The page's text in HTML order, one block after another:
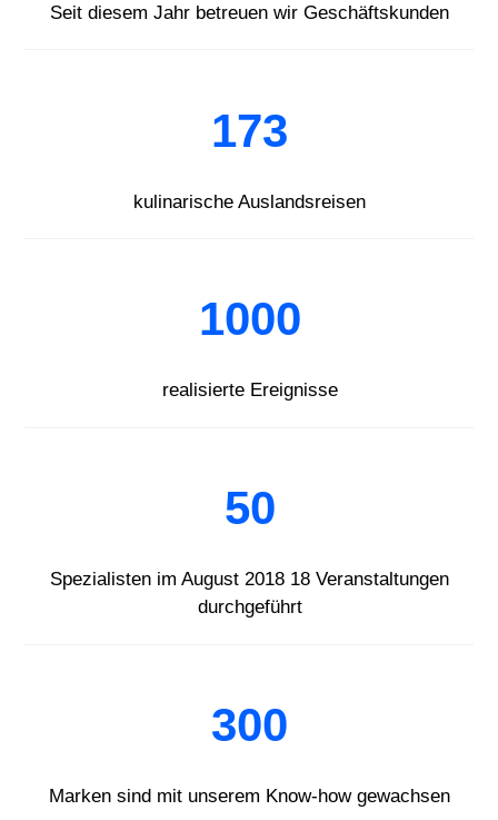
Seit diesem Jahr betreuen wir Geschäftskunden
173
kulinarische Auslandsreisen
1000
realisierte Ereignisse
50
Spezialisten im August 2018 18 Veranstaltungen
durchgeführt
300
Marken sind mit unserem Know-how gewachsen